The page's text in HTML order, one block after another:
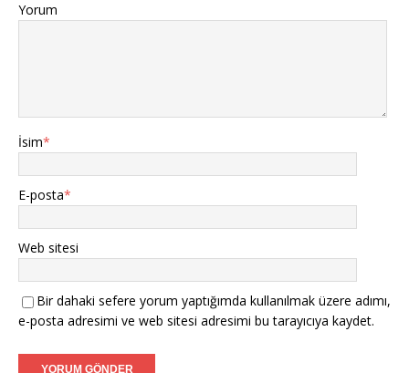
Yorum
İsim*
E-posta*
Web sitesi
Bir dahaki sefere yorum yaptığımda kullanılmak üzere adımı,
e-posta adresimi ve web sitesi adresimi bu tarayıcıya kaydet.